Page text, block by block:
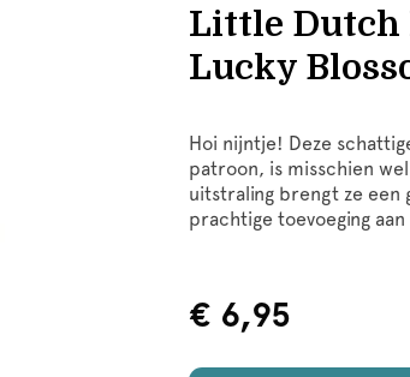
Little Dutch
Lucky
Hoi nijntje! Deze
patroon, is misschien
uitstraling brengt ze een
prachtige toevoeging
€ 6,95